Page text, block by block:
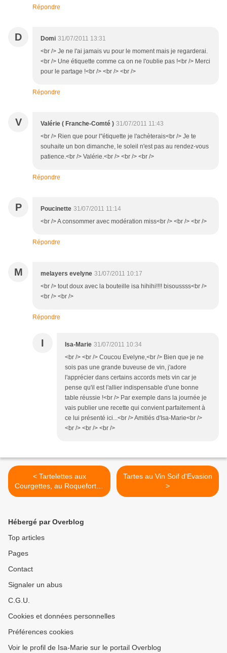
Répondre
D Domi 31/07/2011 13:31
<br /> Je ne l'ai jamais vu pour le moment mais je regarderai.
<br /> Une étiquette comme ca on ne l'oublie pas !<br /> Merci
pour le partage !<br /> <br /> <br />
Répondre
V Valérie ( Franche-Comté ) 31/07/2011 11:43
<br /> Rien que pour l"étiquette je l'achèterais<br /> Je te
souhaite un bon dimanche, le soleil n'est pas au rendez-vous
patience.<br /> Valérie.<br /> <br /> <br />
Répondre
P Poucinette 31/07/2011 11:14
<br /> A consommer avec modération miss<br /> <br /> <br />
Répondre
M melayers evelyne 31/07/2011 10:17
<br /> tout doux avec la bouteille isa hihihi!!!! bisoussss<br />
<br /> <br />
Répondre
I Isa-Marie 31/07/2011 10:34
<br /> <br /> Coucou Evelyne,<br /> Bien que je ne
sois pas une grande buveuse de vin, j'adore
l'apprécier dans certains accords mets vin car je
pense qu'il est l'allier indispensable d'une bonne
table réussie !<br /> Par exemple dans la journée je
vais publier une recette qui convient parfaitement à
ce lui présenté ici...<br /> Amitiés d'Isa-Marie<br />
<br /> <br /> <br />
< Tartelettes aux
Courgettes, au Roquefort et
aux Amandes
Tartes au Vin Soif d'Evasion
>
Hébergé par Overblog
Top articles
Pages
Contact
Signaler un abus
C.G.U.
Cookies et données personnelles
Préférences cookies
Voir le profil de Isa-Marie sur le portail Overblog